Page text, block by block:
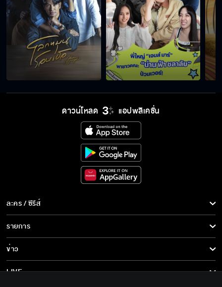
ดาวน์โหลด แอปพลิเคชั่น
ละคร / ซีรีส์
ละคร/ซีรีส์
ซีรีส์นานาชาติ
การ์ตูน & เกม
รายการ
รายการทั้งหมด
ข่าว
ข่าวทั้งหมด
LIVE